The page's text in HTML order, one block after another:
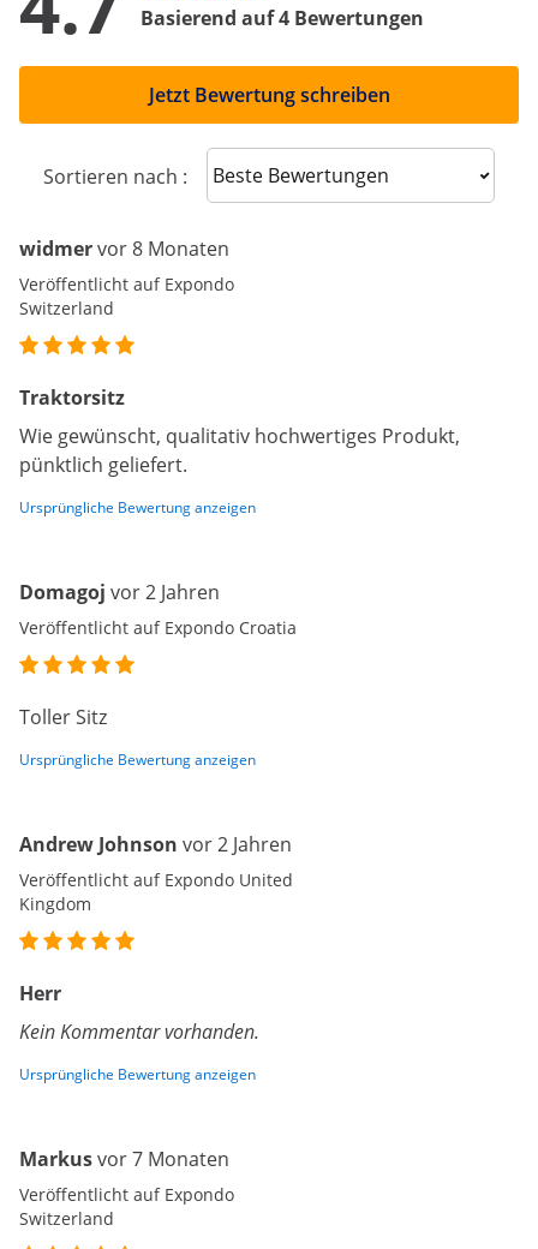
Basierend auf 4 Bewertungen
Jetzt Bewertung schreiben
Sortieren nach : Sort reviews
widmervor 8 Monaten
Veröffentlicht auf Expondo
Switzerland
Traktorsitz
Wie gewünscht, qualitativ hochwertiges Produkt,
pünktlich geliefert.
Ursprüngliche Bewertung anzeigen
Domagoj vor 2 Jahren
Veröffentlicht auf Expondo Croatia
Toller Sitz
Ursprüngliche Bewertung anzeigen
Andrew Johnson vor 2 Jahren
Veröffentlicht auf Expondo United
Kingdom
Herr
Kein Kommentar vorhanden.
Ursprüngliche Bewertung anzeigen
Markusvor 7 Monaten
Veröffentlicht auf Expondo
Switzerland